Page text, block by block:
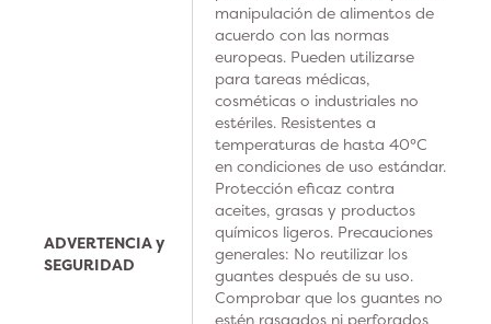
ADVERTENCIA y
SEGURIDAD
manipulación de alimentos de
acuerdo con las normas
europeas. Pueden utilizarse
para tareas médicas,
cosméticas o industriales no
estériles. Resistentes a
temperaturas de hasta 40°C
en condiciones de uso estándar.
Protección eficaz contra
aceites, grasas y productos
químicos ligeros. Precauciones
generales: No reutilizar los
guantes después de su uso.
Comprobar que los guantes no
estén rasgados ni perforados